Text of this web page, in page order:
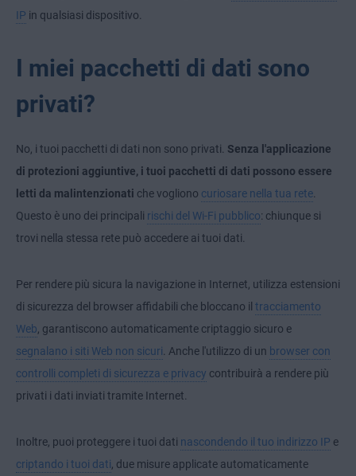
IP in qualsiasi dispositivo.
I miei pacchetti di dati sono
privati?
No, i tuoi pacchetti di dati non sono privati. Senza l'applicazione
di protezioni aggiuntive, i tuoi pacchetti di dati possono essere
letti da malintenzionati che vogliono curiosare nella tua rete.
Questo è uno dei principali rischi del Wi-Fi pubblico: chiunque si
trovi nella stessa rete può accedere ai tuoi dati.
Per rendere più sicura la navigazione in Internet, utilizza estensioni
di sicurezza del browser affidabili che bloccano il tracciamento
Web, garantiscono automaticamente criptaggio sicuro e
segnalano i siti Web non sicuri. Anche l'utilizzo di un browser con
controlli completi di sicurezza e privacy contribuirà a rendere più
privati i dati inviati tramite Internet.
Inoltre, puoi proteggere i tuoi dati nascondendo il tuo indirizzo IP e
criptando i tuoi dati, due misure applicate automaticamente